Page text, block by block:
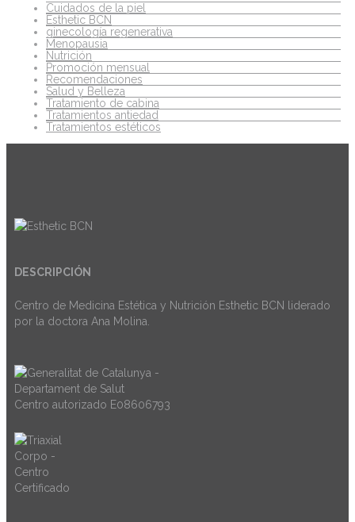
Cuidados de la piel
Esthetic BCN
ginecología regenerativa
Menopausia
Nutrición
Promoción mensual
Recomendaciones
Salud y Belleza
Tratamiento de cabina
Tratamientos antiedad
Tratamientos estéticos
DESCRIPCIÓN
Centro de Medicina Estética y Nutrición Esthetic BCN liderado
por la doctora Ana Molina.
Centro autorizado E08606793